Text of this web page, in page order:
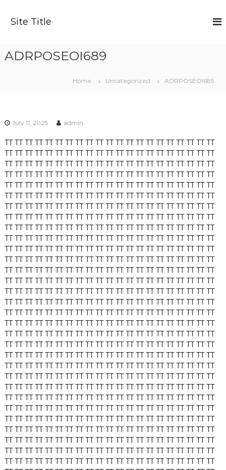
Site Title
ADRPOSEOI689
Home Uncategorized ADRPOSEOI689
July 11, 2025 admin
TT TT TT TT TT TT TT TT TT TT TT TT TT TT TT TT TT TT TT TT TT
TT TT TT TT TT TT TT TT TT TT TT TT TT TT TT TT TT TT TT TT TT
TT TT TT TT TT TT TT TT TT TT TT TT TT TT TT TT TT TT TT TT TT
TT TT TT TT TT TT TT TT TT TT TT TT TT TT TT TT TT TT TT TT TT
TT TT TT TT TT TT TT TT TT TT TT TT TT TT TT TT TT TT TT TT TT
TT TT TT TT TT TT TT TT TT TT TT TT TT TT TT TT TT TT TT TT TT
TT TT TT TT TT TT TT TT TT TT TT TT TT TT TT TT TT TT TT TT TT
TT TT TT TT TT TT TT TT TT TT TT TT TT TT TT TT TT TT TT TT TT
TT TT TT TT TT TT TT TT TT TT TT TT TT TT TT TT TT TT TT TT TT
TT TT TT TT TT TT TT TT TT TT TT TT TT TT TT TT TT TT TT TT TT
TT TT TT TT TT TT TT TT TT TT TT TT TT TT TT TT TT TT TT TT TT
TT TT TT TT TT TT TT TT TT TT TT TT TT TT TT TT TT TT TT TT TT
TT TT TT TT TT TT TT TT TT TT TT TT TT TT TT TT TT TT TT TT TT
TT TT TT TT TT TT TT TT TT TT TT TT TT TT TT TT TT TT TT TT TT
TT TT TT TT TT TT TT TT TT TT TT TT TT TT TT TT TT TT TT TT TT
TT TT TT TT TT TT TT TT TT TT TT TT TT TT TT TT TT TT TT TT TT
TT TT TT TT TT TT TT TT TT TT TT TT TT TT TT TT TT TT TT TT TT
TT TT TT TT TT TT TT TT TT TT TT TT TT TT TT TT TT TT TT TT TT
TT TT TT TT TT TT TT TT TT TT TT TT TT TT TT TT TT TT TT TT TT
TT TT TT TT TT TT TT TT TT TT TT TT TT TT TT TT TT TT TT TT TT
TT TT TT TT TT TT TT TT TT TT TT TT TT TT TT TT TT TT TT TT TT
TT TT TT TT TT TT TT TT TT TT TT TT TT TT TT TT TT TT TT TT TT
TT TT TT TT TT TT TT TT TT TT TT TT TT TT TT TT TT TT TT TT TT
TT TT TT TT TT TT TT TT TT TT TT TT TT TT TT TT TT TT TT TT TT
TT TT TT TT TT TT TT TT TT TT TT TT TT TT TT TT TT TT TT TT TT
TT TT TT TT TT TT TT TT TT TT TT TT TT TT TT TT TT TT TT TT TT
TT TT TT TT TT TT TT TT TT TT TT TT TT TT TT TT TT TT TT TT TT
TT TT TT TT TT TT TT TT TT TT TT TT TT TT TT TT TT TT TT TT TT
TT TT TT TT TT TT TT TT TT TT TT TT TT TT TT TT TT TT TT TT TT
TT TT TT TT TT TT TT TT TT TT TT TT TT TT TT TT TT TT TT TT TT
TT TT TT TT TT TT TT TT TT TT TT TT TT TT TT TT TT TT TT TT TT